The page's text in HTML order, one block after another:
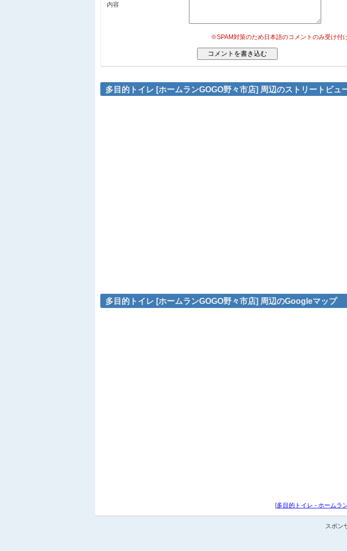
内容
※SPAM対策のため日本語のコメントのみ受け付
多目的トイレ [ホームランGOGO野々市店] 周辺のストリートビュ
多目的トイレ [ホームランGOGO野々市店] 周辺のGoogleマップ
[多目的トイレ - ホームラ
スポン